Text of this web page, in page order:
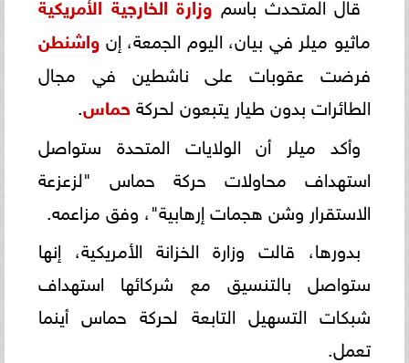
ماثيو ميلر في بيان، اليوم الجمعة، إن واشنطن
فرضت عقوبات على ناشطين في مجال
الطائرات بدون طيار يتبعون لحركة حماس
وأكد ميلر أن الولايات المتحدة ستواصل
استهداف محاولات حركة حماس "لزعزعة
الاستقرار وشن هجمات إرهابية"، وفق مزاعمه.
بدورها، قالت وزارة الخزانة الأمريكية، إنها
ستواصل بالتنسيق مع شركائها استهداف
شبكات التسهيل التابعة لحركة حماس أينما
تعمل.